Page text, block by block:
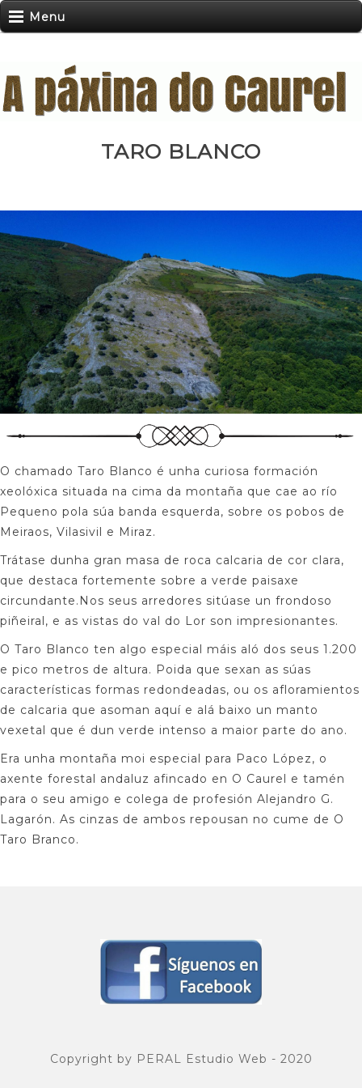
Menu
TARO BLANCO
O chamado Taro Blanco é unha curiosa formación
xeolóxica situada na cima da montaña que cae ao río
Pequeno pola súa banda esquerda, sobre os pobos de
Meiraos, Vilasivil e Miraz.
Trátase dunha gran masa de roca calcaria de cor clara,
que destaca fortemente sobre a verde paisaxe
circundante.Nos seus arredores sitúase un frondoso
piñeiral, e as vistas do val do Lor son impresionantes.
O Taro Blanco ten algo especial máis aló dos seus 1.200
e pico metros de altura. Poida que sexan as súas
características formas redondeadas, ou os afloramientos
de calcaria que asoman aquí e alá baixo un manto
vexetal que é dun verde intenso a maior parte do ano.
Era unha montaña moi especial para Paco López, o
axente forestal andaluz afincado en O Caurel e tamén
para o seu amigo e colega de profesión Alejandro G.
Lagarón. As cinzas de ambos repousan no cume de O
Taro Branco.
Copyright by PERAL Estudio Web - 2020